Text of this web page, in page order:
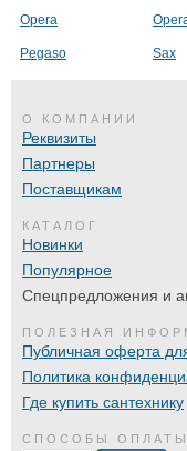
Opera
Pegaso Sax
О КОМПАНИИ
Реквизиты
Партнеры
Поставщикам
КАТАЛОГ
Новинки
Популярное
Спецпредложения и
ПОЛЕЗНАЯ
Публичная оферта
Политика
Где купить сантехнику
СПОСОБЫ ОПЛАТЫ